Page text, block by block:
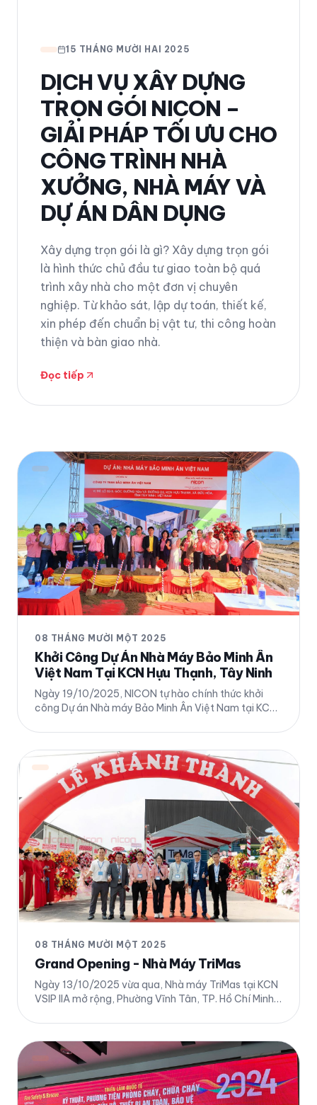
15 THÁNG MƯỜI HAI 2025
DỊCH VỤ XÂY DỰNG
TRỌN GÓI NICON –
GIẢI PHÁP TỐI ƯU CHO
CÔNG TRÌNH NHÀ
XƯỞNG, NHÀ MÁY VÀ
DỰ ÁN DÂN DỤNG
Xây dựng trọn gói là gì? Xây dựng trọn gói
là hình thức chủ đầu tư giao toàn bộ quá
trình xây nhà cho một đơn vị chuyên
nghiệp. Từ khảo sát, lập dự toán, thiết kế,
xin phép đến chuẩn bị vật tư, thi công hoàn
thiện và bàn giao nhà.
Đọc tiếp
08 THÁNG MƯỜI MỘT 2025
Khởi Công Dự Án Nhà Máy Bảo Minh Ân
Việt Nam Tại KCN Hựu Thạnh, Tây Ninh
Ngày 19/10/2025, NICON tự hào chính thức khởi
công Dự án Nhà máy Bảo Minh Ân Việt Nam tại KCN
08 THÁNG MƯỜI MỘT 2025
Grand Opening - Nhà Máy TriMas
Ngày 13/10/2025 vừa qua, Nhà máy TriMas tại KCN
VSIP IIA mở rộng, Phường Vĩnh Tân, TP. Hồ Chí Minh
đầy phấn khởi. Chi tiết